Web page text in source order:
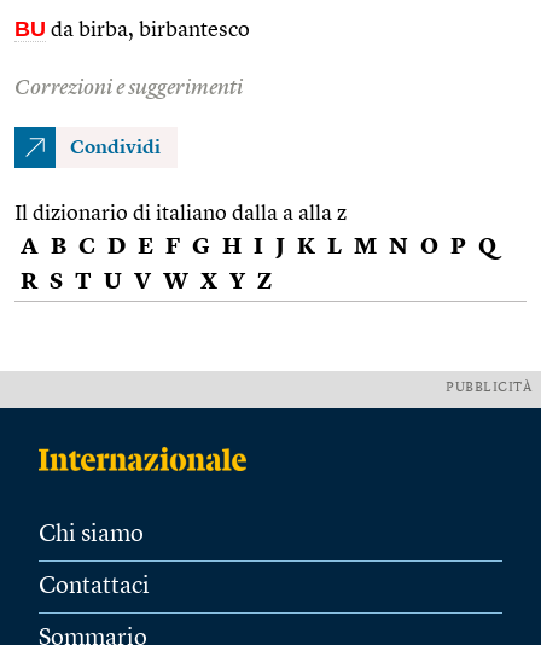
BU da birba, birbantesco
Correzioni e suggerimenti
Condividi
Il dizionario di italiano dalla a alla z
A B C D E F G H I J K L M N O P Q
R S T U V W X Y Z
PUBBLICITÀ
Chi siamo
Contattaci
Sommario